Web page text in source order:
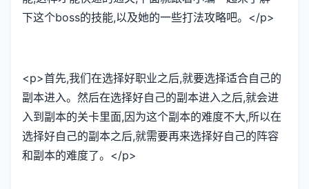
下这个boss的技能,以及她的一些打法攻略吧。</p>
<p>首先,我们在选择好职业之后,就要选择适合自己的
副本进入。然后在选择好自己的副本进入之后,就会进
入到副本的关卡里面,因为这个副本的难度不大,所以在
选择好自己的副本之后,就需要再来选择好自己的阵容
和副本的难度了。</p>